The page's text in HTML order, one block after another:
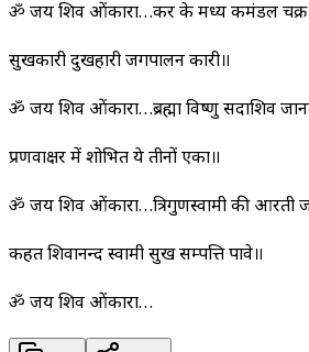
ॐ जय शिव ओंकारा…कर के मध्य कमंडल चक्र
सुखकारी दुखहारी जगपालन कारी॥
ॐ जय शिव ओंकारा…ब्रह्मा विष्णु सदाशिव
प्रणवाक्षर में शोभित ये तीनों एका॥
ॐ जय शिव ओंकारा…त्रिगुणस्वामी की आरती
कहत शिवानन्द स्वामी सुख सम्पत्ति पावे॥
ॐ जय शिव ओंकारा…